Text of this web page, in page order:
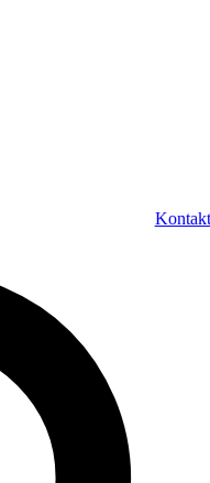
Kontakt